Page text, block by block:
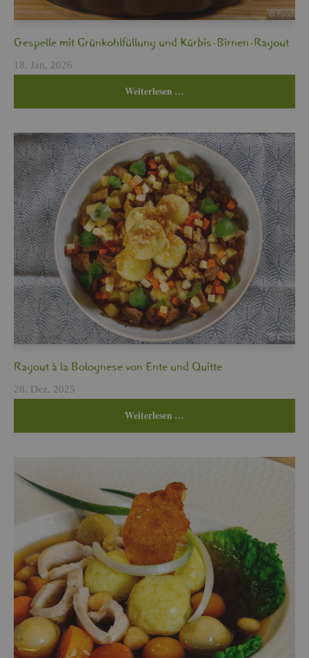
Cres­pel­le mit Grün­kohl­fül­lung und Kür­bis-Bir­nen-Ra­gout
18. Jan, 2026
Wei­ter­le­sen …
Ra­gout à la Bo­lo­gne­se von Ente und Quit­te
28. Dez, 2025
Wei­ter­le­sen …